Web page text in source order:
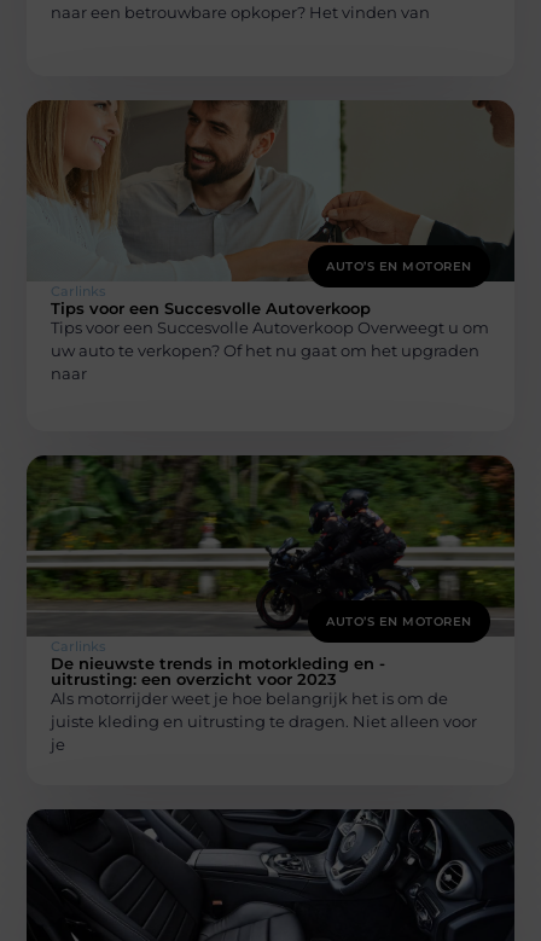
naar een betrouwbare opkoper? Het vinden van
AUTO’S EN MOTOREN
Carlinks
Tips voor een Succesvolle Autoverkoop
Tips voor een Succesvolle Autoverkoop Overweegt u om
uw auto te verkopen? Of het nu gaat om het upgraden
naar
AUTO’S EN MOTOREN
Carlinks
De nieuwste trends in motorkleding en -
uitrusting: een overzicht voor 2023
Als motorrijder weet je hoe belangrijk het is om de
juiste kleding en uitrusting te dragen. Niet alleen voor
je